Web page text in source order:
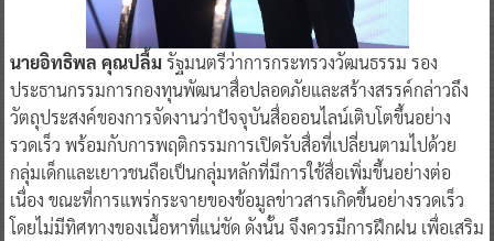
นายอิทธิพล คุณปลื้ม รัฐมนตรีว่าการกระทรวงวัฒนธรรม รอง
ประธานกรรมการกองทุนพัฒนาสื่อปลอดภัยและสร้างสรรค์กล่าวถึง
วัตถุประสงค์ของการจัดงานว่าปัจจุบันสื่อออนไลน์เติบโตขึ้นอย่าง
รวดเร็ว พร้อมกับการพฤติกรรมการเปิดรับสื่อที่เปลี่ยนตามไปด้วย
กลุ่มเด็กและเยาวชนถือเป็นกลุ่มหลักที่มีการใช้สื่อเพิ่มขึ้นอย่างต่อ
เนื่อง ขณะที่การแพร่กระจายของข้อมูลข่าวสารเกิดขึ้นอย่างรวดเร็ว
โดยไม่มีทิศทางของเนื้อหาที่แน่ชัด ดังนั้น จึงควรมีการฝึกฝน เพื่อเสริม